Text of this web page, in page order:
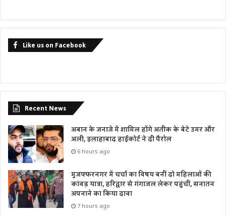
Like us on Facebook
Recent News
अबान के जनाजे में शामिल होंगे अतीक के बेटे उमर और
अली, इलाहाबाद हाईकोर्ट ने दी पैरोल
6 hours ago
मुजफ्फरनगर में चर्चा का विषय बनीं दो महिलाओं की
कांवड़ यात्रा, हरिद्वार से गंगाजल लेकर पहुंचीं, सनातन
अपनाने का किया दावा
7 hours ago